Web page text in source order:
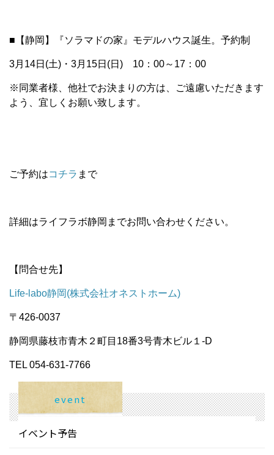
■【静岡】『ソラマドの家』モデルハウス誕生。予約制
3月14日(土)・3月15日(日) 10：00～17：00
※同業者様、他社でお決まりの方は、ご遠慮いただきます
よう、宜しくお願い致します。
ご予約はコチラ まで
詳細はライフラボ静岡までお問い合わせください。
【問合せ先】
Life-labo静岡(株式会社オネストホーム)
〒426-0037
静岡県藤枝市青木２町目18番3号青木ビル１-D
TEL 054-631-7766
event
イベント予告